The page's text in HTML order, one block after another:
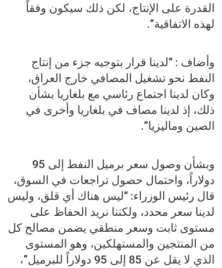
القدرة على الإنتاج، لكن ذلك سيكون وفقاً
لهذه الاتفاقية”.
وأضاف : “لدينا قرار بتوجيه جزء من إنتاج
النفط نحو تشغيل المصافي خارج العراق،
وكان لدينا اجتماع رئاسي مع بلغاريا بشأن
ذلك، إذ لدينا مصاف في بلغاريا وأخرى في
الصين وماليزيا”.
وبشأن وصول سعر برميل النفط إلى 95
دولاراً، واحتمال حصول تراجعات في السوق،
قال رئيس الوزراء: “ليس هناك أي قلق، وليس
لدينا سعر محدد، ولكننا نريد الحفاظ على
مستوى ثابت وسعر منطقي يضمن مصالح كل
من المنتجين والمستهلكين، وهو المستوى
الذي لا يقل عن 85 إلى 95 دولاراً للبرميل”،